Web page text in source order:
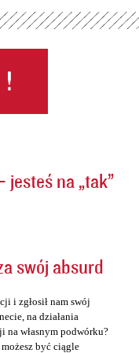
na „tak”
swój absurd
i zgłosił nam swój
na działania
na własnym podwórku?
być ciągle